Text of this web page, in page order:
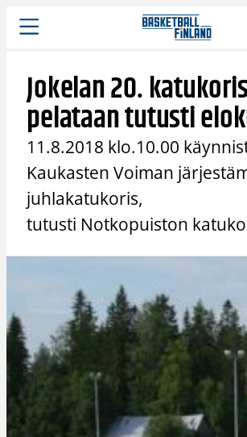
Siirry
sisältöön
Jokelan 20.
pelataan tutusti
11.8.2018 klo.10.00
Kaukasten Voiman
juhlakatukoris,
tutusti Notkopuiston